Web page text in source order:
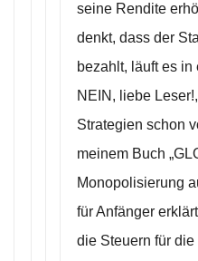
seine Rendite
denkt, dass der
bezahlt, läuft es
NEIN, liebe
Strategien schon
meinem Buch
Monopolisierung
für Anfänger
die Steuern für